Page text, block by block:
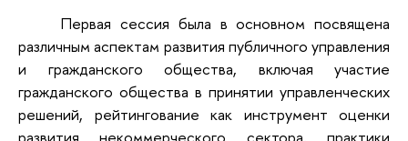
Первая сессия была в основном посвящена
различным аспектам развития публичного управления
и гражданского общества, включая участие
гражданского общества в принятии управленческих
решений, рейтингование как инструмент оценки